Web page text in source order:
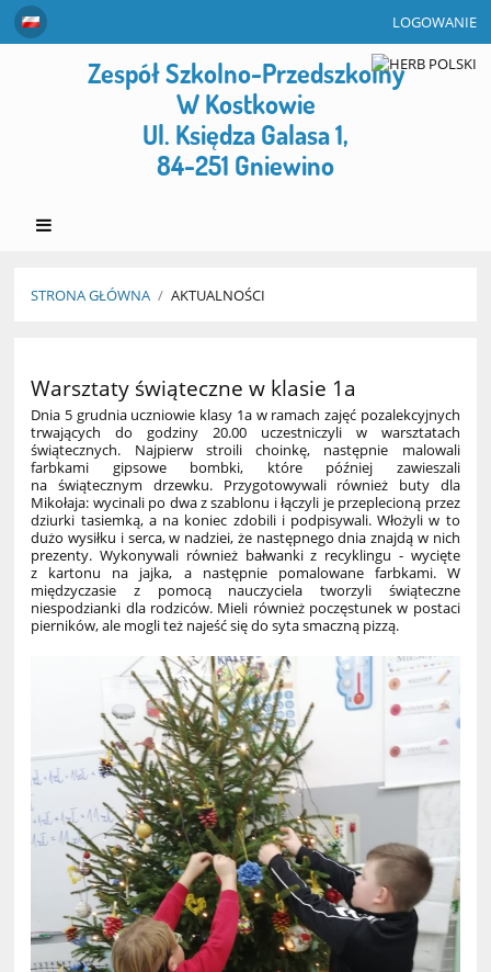
LOGOWANIE
Zespół Szkolno-Przedszkolny
W Kostkowie
Ul. Księdza Galasa 1,
84-251 Gniewino
STRONA GŁÓWNA / AKTUALNOŚCI
Warsztaty świąteczne w klasie 1a
Dnia 5 grudnia uczniowie klasy 1a w ramach zajęć pozalekcyjnych
trwających do godziny 20.00 uczestniczyli w warsztatach
świątecznych. Najpierw stroili choinkę, następnie malowali
farbkami gipsowe bombki, które później zawieszali
na świątecznym drzewku. Przygotowywali również buty dla
Mikołaja: wycinali po dwa z szablonu i łączyli je przeplecioną przez
dziurki tasiemką, a na koniec zdobili i podpisywali. Włożyli w to
dużo wysiłku i serca, w nadziei, że następnego dnia znajdą w nich
prezenty. Wykonywali również bałwanki z recyklingu - wycięte
z kartonu na jajka, a następnie pomalowane farbkami. W
międzyczasie z pomocą nauczyciela tworzyli świąteczne
niespodzianki dla rodziców. Mieli również poczęstunek w postaci
pierników, ale mogli też najeść się do syta smaczną pizzą.